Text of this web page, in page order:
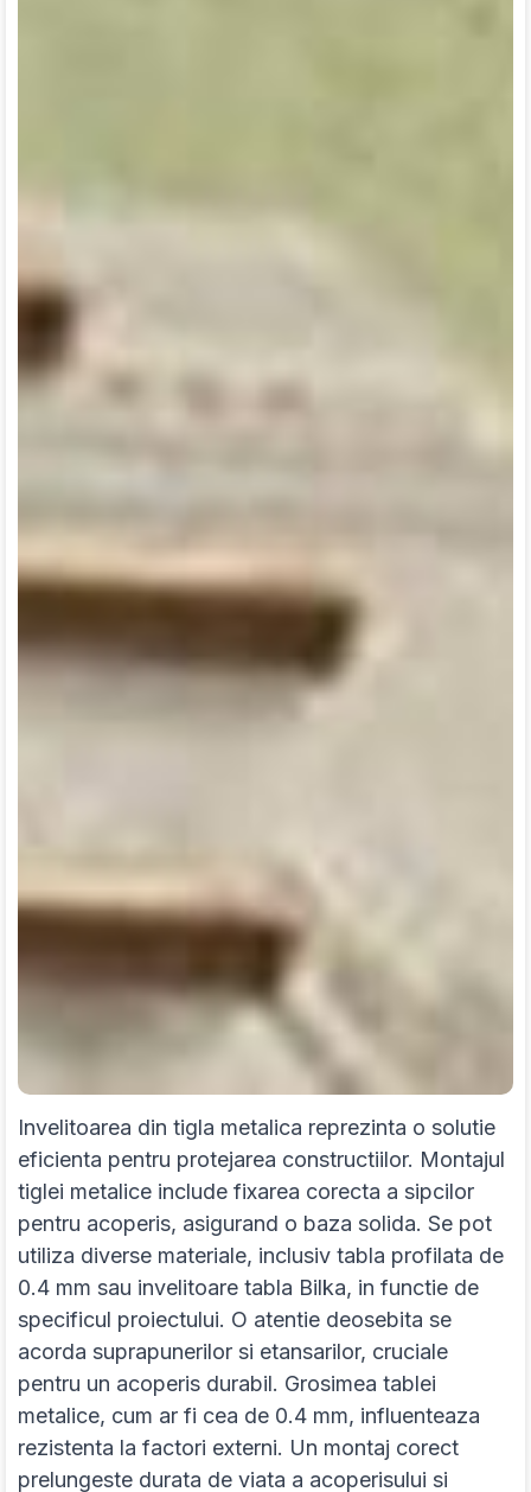
Invelitoarea din tigla metalica reprezinta o solutie
eficienta pentru protejarea constructiilor. Montajul
tiglei metalice include fixarea corecta a sipcilor
pentru acoperis, asigurand o baza solida. Se pot
utiliza diverse materiale, inclusiv tabla profilata de
0.4 mm sau invelitoare tabla Bilka, in functie de
specificul proiectului. O atentie deosebita se
acorda suprapunerilor si etansarilor, cruciale
pentru un acoperis durabil. Grosimea tablei
metalice, cum ar fi cea de 0.4 mm, influenteaza
rezistenta la factori externi. Un montaj corect
prelungeste durata de viata a acoperisului si